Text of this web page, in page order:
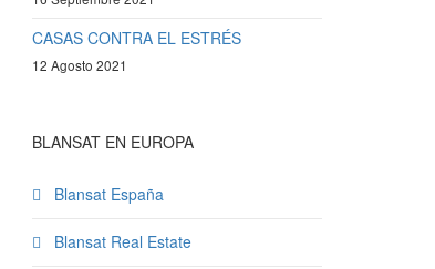
CASAS CONTRA EL ESTRÉS
12 Agosto 2021
BLANSAT EN EUROPA
Blansat España
Blansat Real Estate